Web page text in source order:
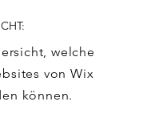
welche
von Wix
können.